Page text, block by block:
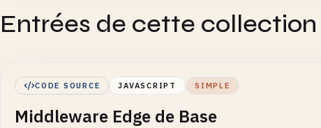
Entrées de cette collection
CODE SOURCE JAVASCRIPT SIMPLE
Middleware Edge de Base